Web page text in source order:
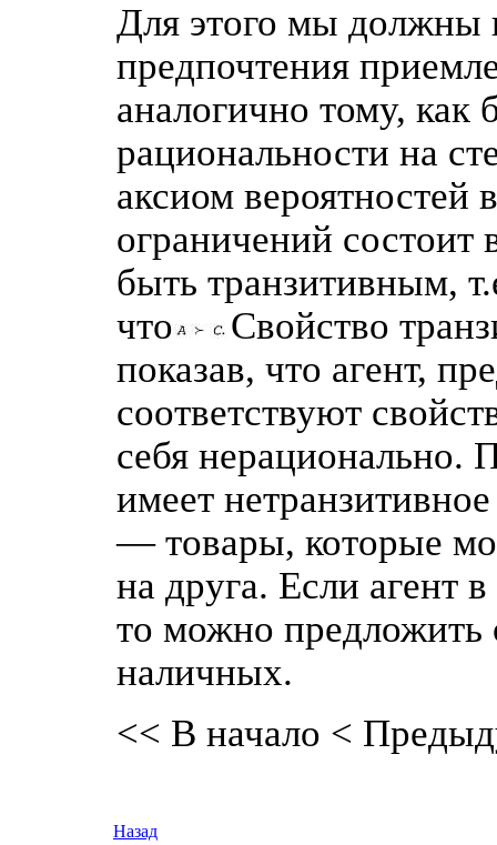
Для этого мы должны
предпочтения
аналогично тому,
рациональности на
аксиом вероятностей
ограничений состоит
быть транзитивным,
что
Свойство
показав, что агент,
соответствуют
себя нерационально.
имеет
— товары, которые
на друга. Если агент
то можно
наличных.
<< В начало <
Назад